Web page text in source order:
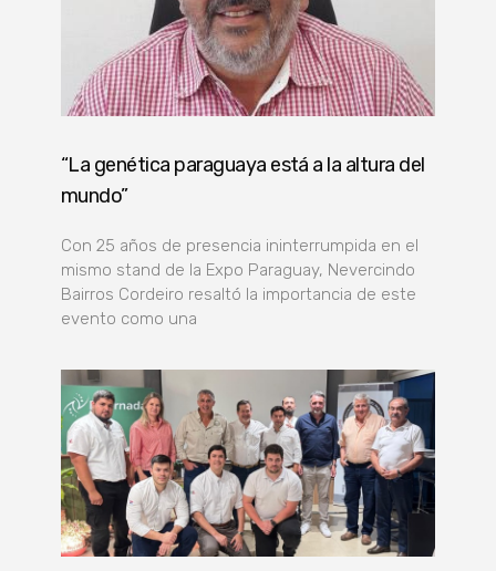
“La genética paraguaya está a la altura del
mundo”
Con 25 años de presencia ininterrumpida en el
mismo stand de la Expo Paraguay, Nevercindo
Bairros Cordeiro resaltó la importancia de este
evento como una